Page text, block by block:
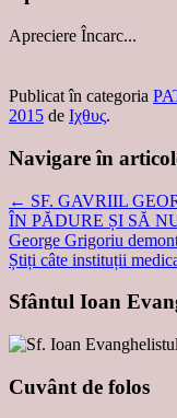
Apreciere Încarc...
Publicat în categoria
2015 de Ιχθυς.
Navigare în
← SF. GAVRIIL
ÎN PĂDURE ȘI SĂ
George Grigoriu
Știți câte instituții
Sfântul Ioan
Cuvânt de folos